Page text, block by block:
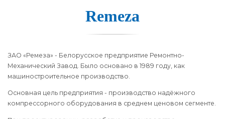
Remeza
ЗАО «Ремеза» - Белорусское предприятие Ремонтно-
Механический Завод. Было основано в 1989 году, как
машиностроительное производство.
Основная цель предприятия - производство надёжного
компрессорного оборудования в среднем ценовом сегменте.